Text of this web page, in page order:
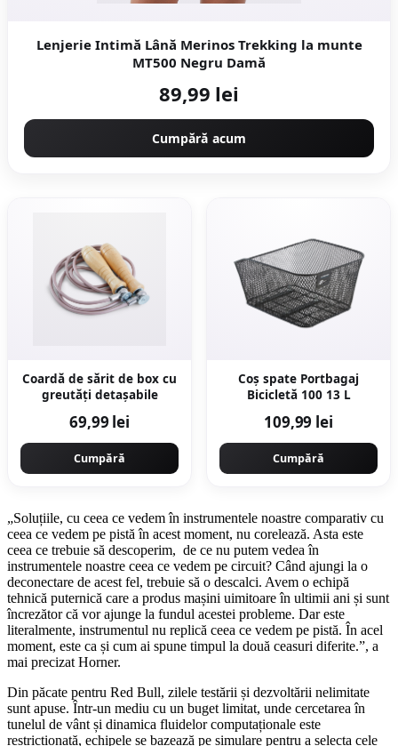
Lenjerie Intimă Lână Merinos Trekking la munte
MT500 Negru Damă
89,99 lei
Cumpără acum
Coardă de sărit de box cu
greutăți detașabile
69,99 lei
Cumpără
Coș spate Portbagaj
Bicicletă 100 13 L
109,99 lei
Cumpără
„Soluțiile, cu ceea ce vedem în instrumentele noastre comparativ cu
ceea ce vedem pe pistă în acest moment, nu corelează. Asta este
ceea ce trebuie să descoperim, de ce nu putem vedea în
instrumentele noastre ceea ce vedem pe circuit? Când ajungi la o
deconectare de acest fel, trebuie să o descalci. Avem o echipă
tehnică puternică care a produs mașini uimitoare în ultimii ani și sunt
încrezător că vor ajunge la fundul acestei probleme. Dar este
literalmente, instrumentul nu replică ceea ce vedem pe pistă. În acel
moment, este ca și cum ai spune timpul la două ceasuri diferite.”, a
mai precizat Horner.
Din păcate pentru Red Bull, zilele testării și dezvoltării nelimitate
sunt apuse. Într-un mediu cu un buget limitat, unde cercetarea în
tunelul de vânt și dinamica fluidelor computaționale este
restricționată, echipele se bazează pe simulare pentru a selecta cele